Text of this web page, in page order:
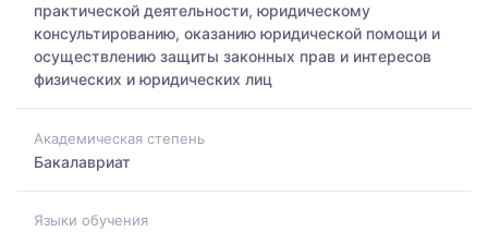
практической деятельности, юридическому
консультированию, оказанию юридической помощи и
осуществлению защиты законных прав и интересов
физических и юридических лиц
Академическая степень
Бакалавриат
Языки обучения